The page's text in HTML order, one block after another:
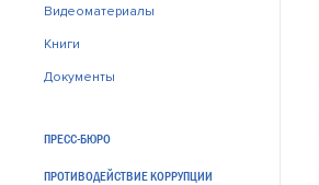
Видеоматериалы
Книги
Документы
ПРЕСС-БЮРО
ПРОТИВОДЕЙСТВИЕ КОРРУПЦИИ